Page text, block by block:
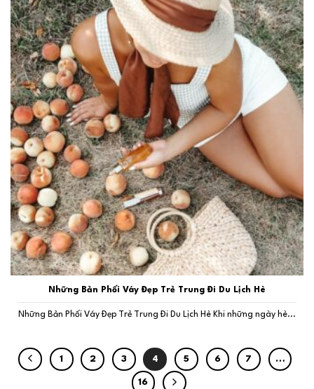
Những Bản Phối Váy Đẹp Trẻ Trung Đi Du Lịch Hè
Những Bản Phối Váy Đẹp Trẻ Trung Đi Du Lịch Hè Khi những ngày hè...
1 2 3 4 5 6 7 …
16